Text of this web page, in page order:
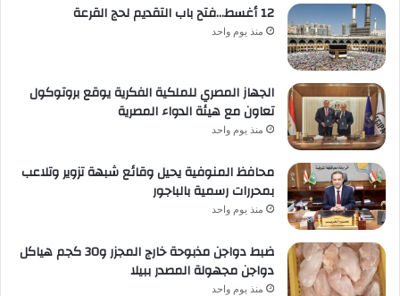
12 أغسط…فتح باب التقديم لحج القرعة
منذ يوم واحد
الجهاز المصري للملكية الفكرية يوقع بروتوكول
تعاون مع هيئة الدواء المصرية
منذ يوم واحد
محافظ المنوفية يحيل وقائع شبهة تزوير وتلاعب
بمحررات رسمية بالباجور
منذ يوم واحد
ضبط دواجن مذبوحة خارج المجزر و30 كجم هياكل
دواجن مجهولة المصدر ببيلا
منذ يوم واحد